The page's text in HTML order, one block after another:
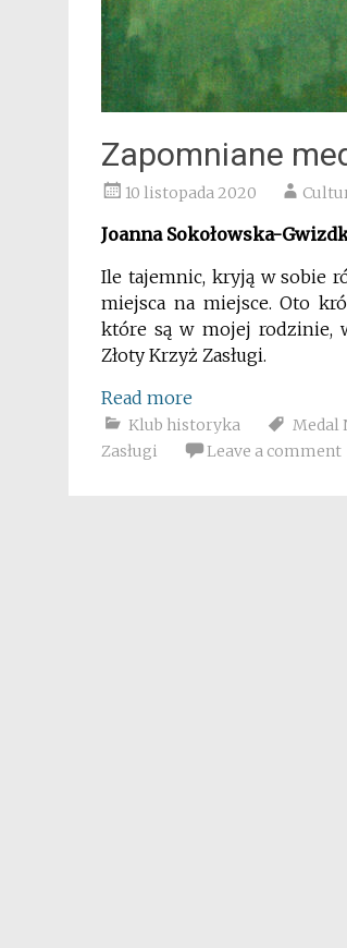
Zapomniane
10 listopada 2020
Joanna Sokołowska-
Ile tajemnic, kryją w sobie
miejsca na miejsce. Oto
które są w mojej rodzinie,
Złoty Krzyż Zasługi.
Read more
Klub historyka Medal
Zasługi
Leave a comment